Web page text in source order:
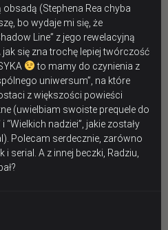
(Stephena Rea chyba
bo wydaje mi się, że
Line” z jego rewelacyjną
jak się zna trochę lepiej twórczość
to mamy do czynienia z
uniwersum”, na które
z większości powieści
(uwielbiam swoiste prequele do
“Wielkich nadziei”, jakie zostały
Polecam serdecznie, zarówno
i serial. A z innej beczki, Radziu,